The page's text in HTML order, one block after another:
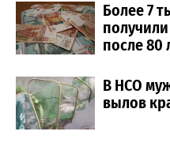
Более 7
после 80
В НСО
вылов